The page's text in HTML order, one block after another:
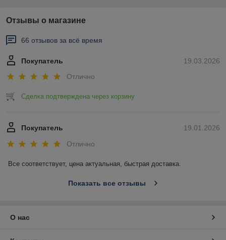
Отзывы о магазине
66 отзывов за всё время
19.03.2026
Покупатель
Отлично
Сделка подтверждена через корзину
19.01.2026
Покупатель
Отлично
Все соответствует, цена актуальная, быстрая доставка.
Показать все отзывы
О нас